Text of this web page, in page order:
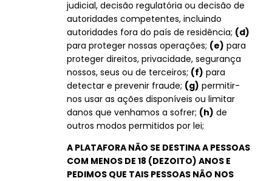
judicial, decisão regulatória ou decisão de
autoridades competentes, incluindo
autoridades fora do país de residência; (d)
para proteger nossas operações; (e) para
proteger direitos, privacidade, segurança
nossos, seus ou de terceiros; (f) para
detectar e prevenir fraude; (g) permitir-
nos usar as ações disponíveis ou limitar
danos que venhamos a sofrer; (h) de
outros modos permitidos por lei;
A PLATAFORA NÃO SE DESTINA A PESSOAS
COM MENOS DE 18 (DEZOITO) ANOS E
PEDIMOS QUE TAIS PESSOAS NÃO NOS